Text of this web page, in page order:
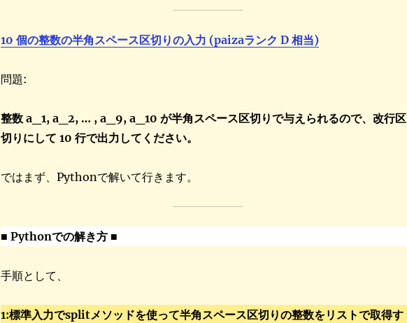
10 個の整数の半角スペース区切りの入力 (paizaランク D 相当)
問題:
整数 a_1, a_2, … , a_9, a_10 が半角スペース区切りで与えられるので、改行区
切りにして 10 行で出力してください。
ではまず、Pythonで解いて行きます。
■ Pythonでの解き方 ■
手順として、
1:標準入力でsplitメソッドを使って半角スペース区切りの整数をリストで取得す